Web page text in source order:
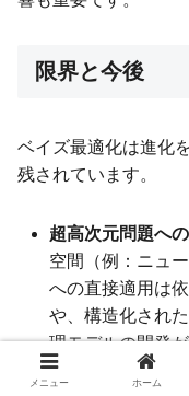
限界と今後
ベイズ最適化は進化
残されています。
超高次元問題へ
空間（例：ニュ
への直接適用は
や、構造化され
理モデルの開発
複雑な制約条件の
メニュー ホーム